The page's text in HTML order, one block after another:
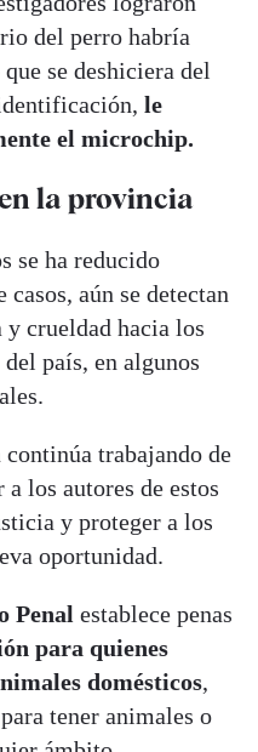
del perro habría
se deshiciera del
le
el microchip.
la provincia
se ha reducido
aún se detectan
crueldad hacia los
país, en algunos
trabajando de
los autores de estos
y proteger a los
oportunidad.
Penal establece penas
para quienes
domésticos,
tener animales o